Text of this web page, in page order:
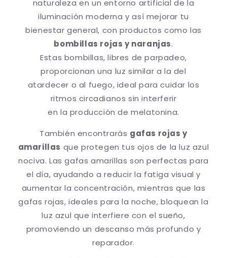
naturaleza en un entorno artificial de la
iluminación moderna y así mejorar tu
bienestar general, con productos como las
bombillas rojas y naranjas.
Estas bombillas, libres de parpadeo,
proporcionan una luz similar a la del
atardecer o al fuego, ideal para cuidar los
ritmos circadianos sin interferir
en la producción de melatonina.
También encontrarás gafas rojas y
amarillas que protegen tus ojos de la luz azul
nociva. Las gafas amarillas son perfectas para
el día, ayudando a reducir la fatiga visual y
aumentar la concentración, mientras que las
gafas rojas, ideales para la noche, bloquean la
luz azul que interfiere con el sueño,
promoviendo un descanso más profundo y
reparador.